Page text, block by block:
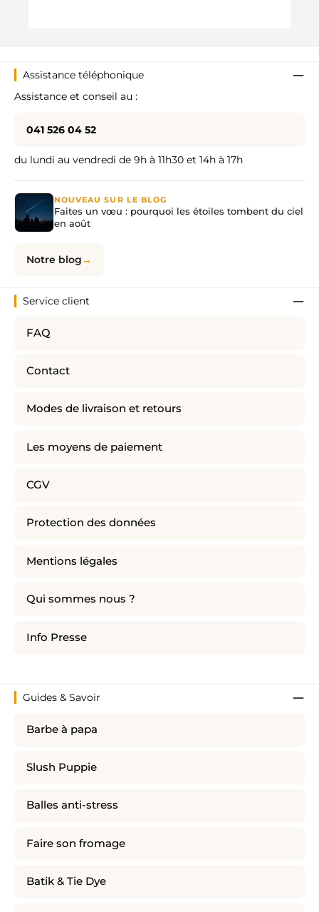
Assistance téléphonique
Assistance et conseil au :
041 526 04 52
du lundi au vendredi de 9h à 11h30 et 14h à 17h
NOUVEAU SUR LE BLOG
Faites un vœu : pourquoi les étoiles tombent du ciel
en août
Notre blog
Service client
FAQ
Contact
Modes de livraison et retours
Les moyens de paiement
CGV
Protection des données
Mentions légales
Qui sommes nous ?
Info Presse
Guides & Savoir
Barbe à papa
Slush Puppie
Balles anti-stress
Faire son fromage
Batik & Tie Dye